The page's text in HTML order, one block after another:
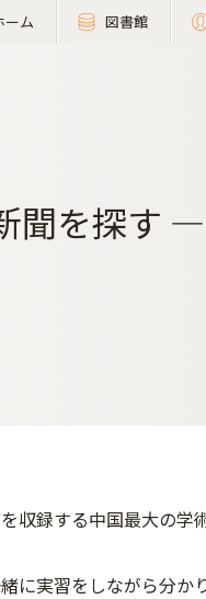
ーム 図書館
聞を探す
収録する中国最大の学
に実習をしながら分か